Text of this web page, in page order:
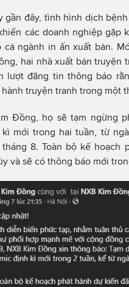
gần đây, tình hình dịch
các doanh nghiệp gặp
cả ngành in ấn xuất bản.
hai nhà xuất bản truyện
lượt đăng tin thông báo
truyện tranh trong một
Đồng, họ sẽ tạm ngừng
mới trong hai tuần, từ
8. Toàn bộ kế hoạch
và sẽ có thông báo mới